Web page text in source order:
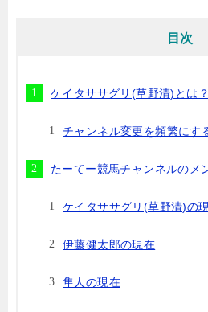
目次
ケイタササグリ(草野清)とは？
チャンネル変更を頻繁にす
たーてー競馬チャンネルのメ
ケイタササグリ(草野清)の
伊藤健太郎の現在
隼人の現在